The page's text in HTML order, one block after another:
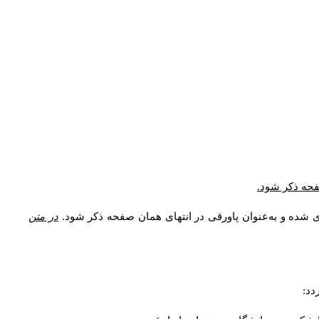
ذکر شود.
شده و به‌عنوان پاورقی در انتهای همان صفحه ذکر شود. در متن